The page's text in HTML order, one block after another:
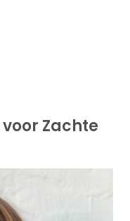
Zachte